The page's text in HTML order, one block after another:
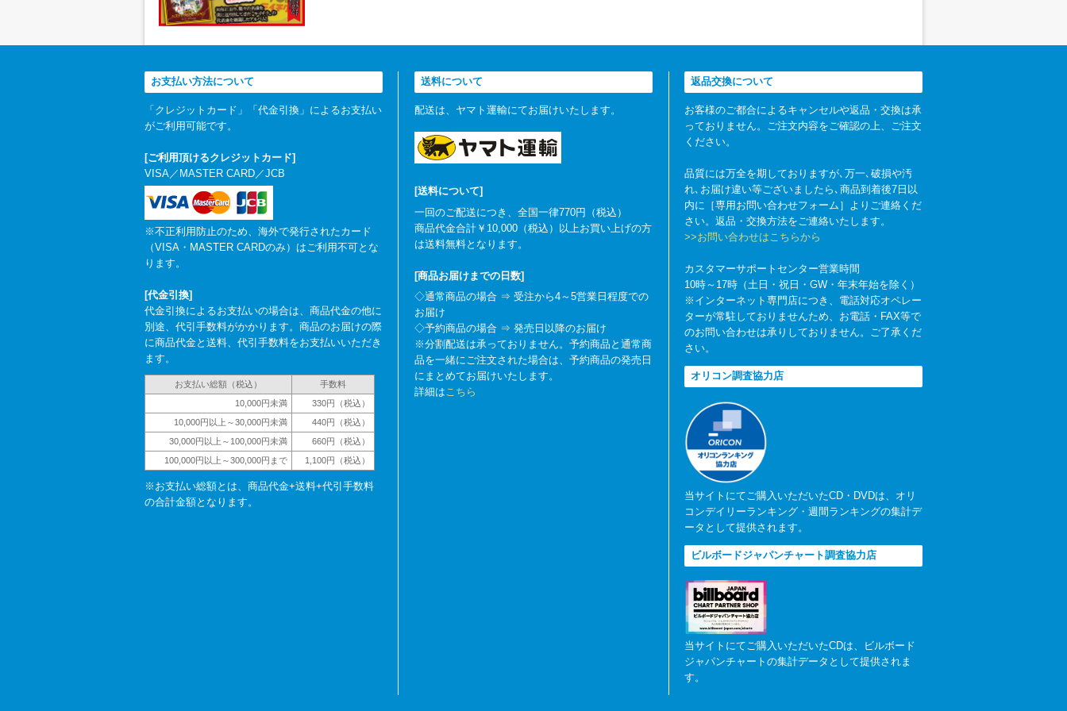
お支払い方法について
「クレジットカード」「代金引換」によるお支払い
がご利用可能です。
[ご利用頂けるクレジットカード]
VISA／MASTER CARD／JCB
※不正利用防止のため、海外で発行されたカード
（VISA・MASTER CARDのみ）はご利用不可とな
ります。
[代金引換]
代金引換によるお支払いの場合は、商品代金の他に
別途、代引手数料がかかります。商品のお届けの際
に商品代金と送料、代引手数料をお支払いいただき
ます。
お支払い総額（税込）
手数料
10,000円未満
330円（税込）
10,000円以上～30,000円未満
440円（税込）
30,000円以上～100,000円未満
660円（税込）
100,000円以上～300,000円まで
1,100円（税込）
※お支払い総額とは、商品代金+送料+代引手数料
の合計金額となります。
送料について
配送は、ヤマト運輸にてお届けいたします。
[送料について]
一回のご配送につき、全国一律770円（税込）
商品代金合計￥10,000（税込）以上お買い上げの方
は送料無料となります。
[商品お届けまでの日数]
◇通常商品の場合 ⇒ 受注から4～5営業日程度での
お届け
◇予約商品の場合 ⇒ 発売日以降のお届け
※分割配送は承っておりません。予約商品と通常商
品を一緒にご注文された場合は、予約商品の発売日
にまとめてお届けいたします。
詳細はこちら
返品交換について
お客様のご都合によるキャンセルや返品・交換は承
っておりません。ご注文内容をご確認の上、ご注文
ください。
品質には万全を期しておりますが､万一､破損や汚
れ､お届け違い等ございましたら､商品到着後7日以
内に［専用お問い合わせフォーム］よりご連絡くだ
さい。返品・交換方法をご連絡いたします。
>>お問い合わせはこちらから
カスタマーサポートセンター営業時間
10時～17時（土日・祝日・GW・年末年始を除く）
※インターネット専門店につき、電話対応オペレー
ターが常駐しておりませんため、お電話・FAX等で
のお問い合わせは承りしておりません。ご了承くだ
さい。
オリコン調査協力店
当サイトにてご購入いただいたCD・DVDは、オリ
コンデイリーランキング・週間ランキングの集計デ
ータとして提供されます。
ビルボードジャパンチャート調査協力店
当サイトにてご購入いただいたCDは、ビルボード
ジャパンチャートの集計データとして提供されま
す。